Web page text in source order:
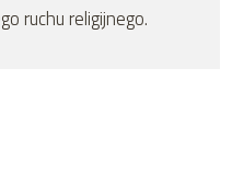
ruchu religijnego.